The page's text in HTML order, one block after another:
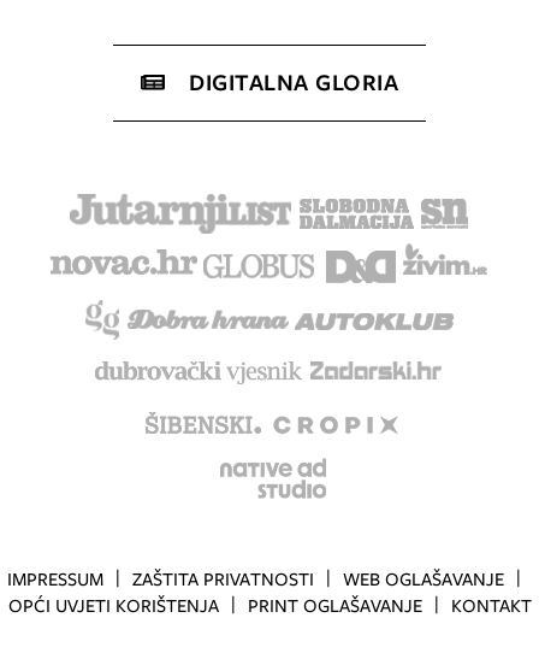
DIGITALNA GLORIA
IMPRESSUM ZAŠTITA PRIVATNOSTI
WEB OGLAŠAVANJE
OPĆI UVJETI KORIŠTENJA
PRINT OGLAŠAVANJE KONTAKT